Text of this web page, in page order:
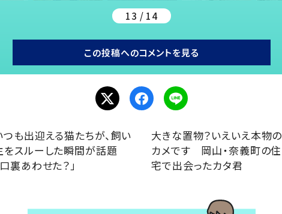
13 / 14
この投稿へのコメントを見る
つも出迎える猫たちが、飼い
をスルーした瞬間が話題
口裏あわせた？」
大きな置物？いえいえ本物の
カメです 岡山・奈義町の住
宅で出会ったカタ君